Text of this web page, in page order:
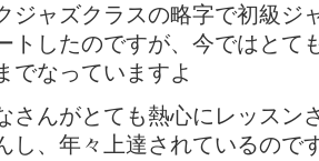
ジャズクラスの略字で初級ジ
トしたのですが、今ではとて
でなっていますよ
さんがとても熱心にレッスン
し、年々上達されているので